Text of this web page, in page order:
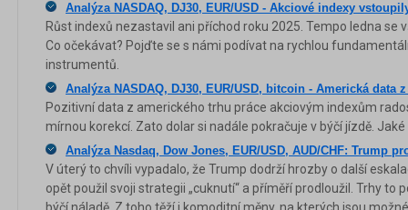
Analýza NASDAQ, DJ30, EUR/USD - Akciové indexy
Růst indexů nezastavil ani příchod roku 2025. Tempo ledna se
Co očekávat? Pojďte se s námi podívat na rychlou
instrumentů.
Analýza NASDAQ, DJ30, EUR/USD, bitcoin - Americká data
Pozitivní data z amerického trhu práce akciovým indexům
mírnou korekcí. Zato dolar si nadále pokračuje v býčí jízdě.
Analýza Nasdaq, Dow Jones, EUR/USD, AUD/CHF: Trump
V úterý to chvíli vypadalo, že Trump dodrží hrozby o další
opět použil svoji strategii „cuknutí“ a příměří prodloužil. Trhy to